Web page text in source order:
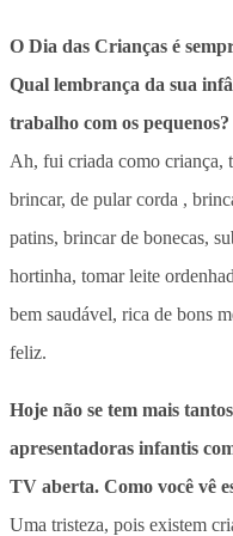
O Dia das Crianças é
Qual lembrança da sua
trabalho com os pequenos?
Ah, fui criada como criança,
brincar, de pular corda ,
patins, brincar de bonecas,
hortinha, tomar leite
bem saudável, rica de bons
feliz.
Hoje não se tem mais
apresentadoras infantis
TV aberta. Como você vê
Uma tristeza, pois existem